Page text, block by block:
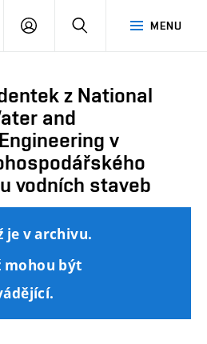
MENU
PŘIHLÁSIT
z National
and
v
vodních staveb
je v archivu.
mohou být